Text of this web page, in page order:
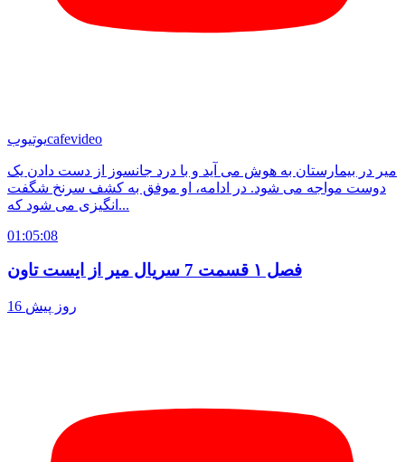
یوتیوبcafevideo
میر در بیمارستان به هوش می آید و با درد جانسوز از دست دادن یک
دوست مواجه می شود. در ادامه، او موفق به کشف سرنخ شگفت
انگیزی می شود که...
01:05:08
فصل ۱ قسمت 7 سریال میر از ایست تاون
16 روز پیش